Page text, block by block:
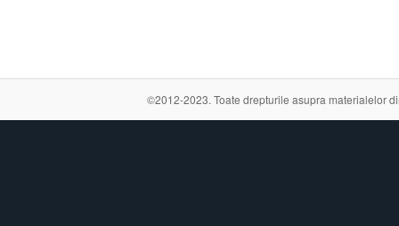
©2012-2023. Toate drepturile asupra materialelor